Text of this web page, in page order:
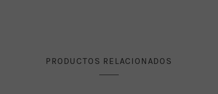
PRODUCTOS RELACIONADOS